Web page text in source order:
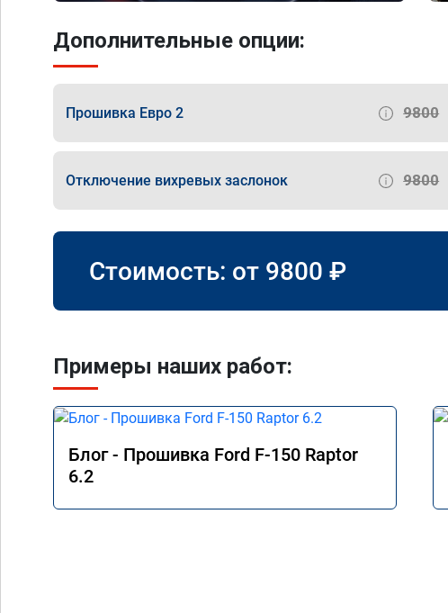
Дополнительные опции:
Прошивка Евро 2 9800
Отключение вихревых заслонок 9800
Стоимость: от 9800 ₽
Примеры наших работ:
Блог - Прошивка Ford F-150 Raptor
6.2